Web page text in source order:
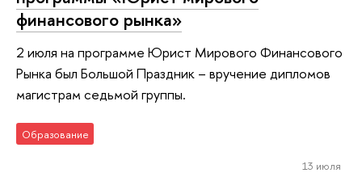
финансового рынка»
2 июля на программе Юрист Мирового Финансового
Рынка был Большой Праздник – вручение дипломов
магистрам седьмой группы.
Образование
13 июля